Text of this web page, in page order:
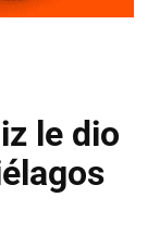
le dio